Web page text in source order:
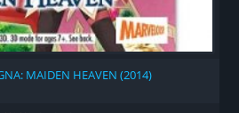
MAIDEN HEAVEN (2014)